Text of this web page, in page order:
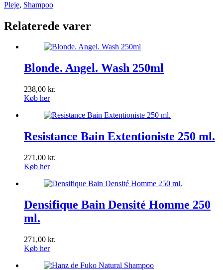
Pleje, Shampoo
Relaterede varer
Blonde. Angel. Wash 250ml
238,00 kr.
Køb her
Resistance Bain Extentioniste 250 ml.
271,00 kr.
Køb her
Densifique Bain Densité Homme 250
ml.
271,00 kr.
Køb her